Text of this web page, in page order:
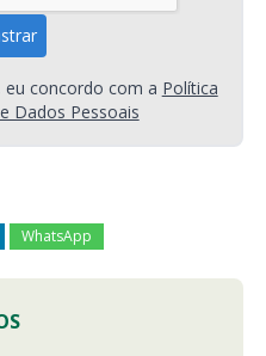
concordo com a Política
Dados Pessoais
WhatsApp